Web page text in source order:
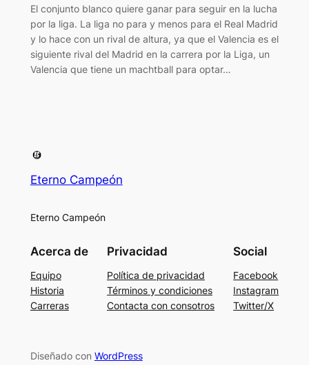
El conjunto blanco quiere ganar para seguir en la lucha
por la liga. La liga no para y menos para el Real Madrid
y lo hace con un rival de altura, ya que el Valencia es el
siguiente rival del Madrid en la carrera por la Liga, un
Valencia que tiene un machtball para optar…
Eterno Campeón
Eterno Campeón
Acerca de
Equipo
Historia
Carreras
Privacidad
Política de privacidad
Términos y condiciones
Contacta con consotros
Social
Facebook
Instagram
Twitter/X
Diseñado con WordPress